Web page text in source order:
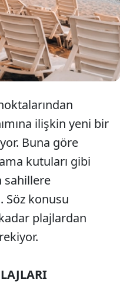
Söz konusu
kadar plajlardan
gerekiyor.
ilişkin yeni bir
Buna göre
kutuları gibi
sahillere
Söz konusu
plajlardan